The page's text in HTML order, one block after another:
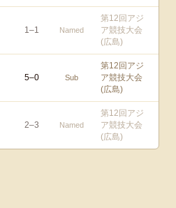
1–1 Named
第12回アジ
ア競技大会
(広島)
5–0 Sub
第12回アジ
ア競技大会
(広島)
2–3 Named
第12回アジ
ア競技大会
(広島)